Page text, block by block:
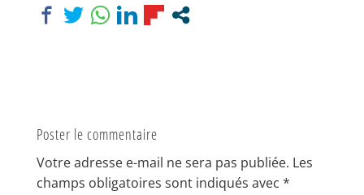
Poster le commentaire
Votre adresse e-mail ne sera pas publiée. Les
champs obligatoires sont indiqués avec *